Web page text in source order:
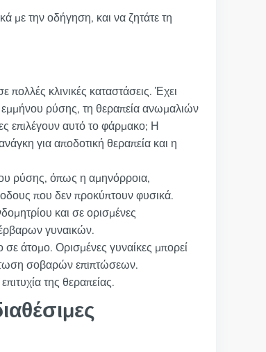
με την οδήγηση, και να ζητάτε τη
κλινικές καταστάσεις. Έχει
εμμήνου ρύσης, τη θεραπεία ανωμαλιών
επιλέγουν αυτό το φάρμακο; Η
για αποδοτική θεραπεία και η
ρύσης, όπως η αμηνόρροια,
που δεν προκύπτουν φυσικά.
και σε ορισμένες
γυναικών.
σε άτομο. Ορισμένες γυναίκες μπορεί
σοβαρών επιπτώσεων.
της θεραπείας.